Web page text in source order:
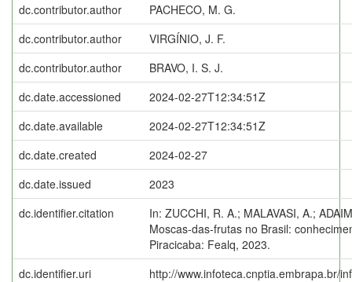
dc.contributor.author
PACHECO, M. G.
dc.contributor.author
VIRGÍNIO, J. F.
dc.contributor.author
BRAVO, I. S. J.
dc.date.accessioned
2024-02-27T12:34:51Z
dc.date.available
2024-02-27T12:34:51Z
dc.date.created
2024-02-27
dc.date.issued
2023
dc.identifier.citation
In: ZUCCHI, R. A.; MALAVASI, A.;
Moscas-das-frutas no Brasil:
Piracicaba: Fealq, 2023.
dc.identifier.uri
http://www.infoteca.cnptia.embrapa.br/